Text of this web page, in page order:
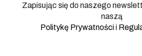
Zapisując się do naszego
naszą
Politykę Prywatnościi